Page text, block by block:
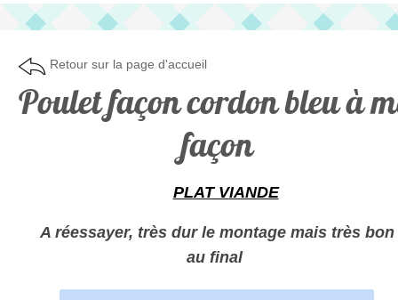
Retour sur la page d'accueil
Poulet façon cordon bleu à
façon
PLAT VIANDE
A réessayer, très dur le montage mais très bon
au final